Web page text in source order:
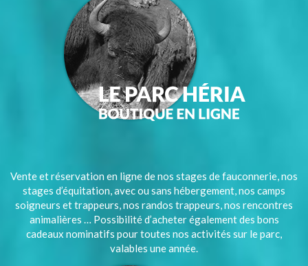
Vente et réservation en ligne de nos stages de fauconnerie, nos
stages d’équitation, avec ou sans hébergement, nos camps
soigneurs et trappeurs, nos randos trappeurs, nos rencontres
animalières … Possibilité d’acheter également des bons
cadeaux nominatifs pour toutes nos activités sur le parc,
valables une année.